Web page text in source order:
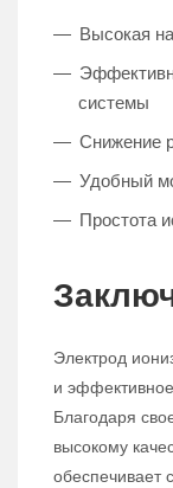
Высокая
системы
Снижение
Удобный
Простота
Электрод
и
Благодаря
высокому
обеспечивает